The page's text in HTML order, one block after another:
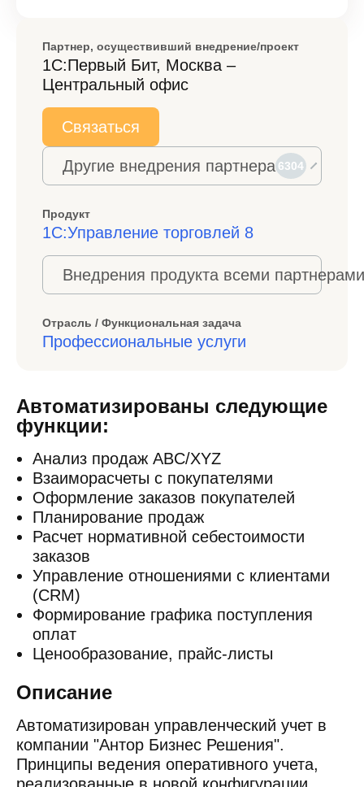
Партнер, осуществивший внедрение/проект
1С:Первый Бит, Москва –
Центральный офис
Связаться
Другие внедрения партнера 6304
Продукт
1С:Управление торговлей 8
Внедрения продукта всеми
Отрасль / Функциональная задача
Профессиональные услуги
Автоматизированы следующие
функции:
Анализ продаж ABC/XYZ
Взаиморасчеты с покупателями
Оформление заказов покупателей
Планирование продаж
Расчет нормативной себестоимости
заказов
Управление отношениями с клиентами
(CRM)
Формирование графика поступления
оплат
Ценообразование, прайс-листы
Описание
Автоматизирован управленческий учет в
компании "Антор Бизнес Решения".
Принципы ведения оперативного учета,